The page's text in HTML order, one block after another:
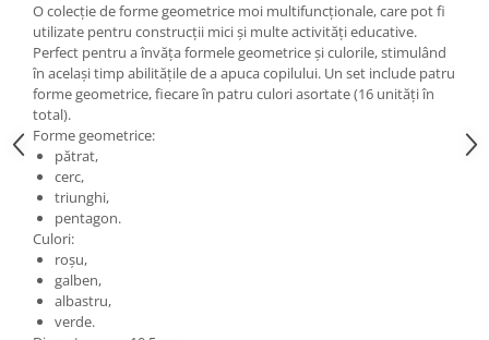
Jucarii de echilibru
Mingi terapeutice
Module din burete
Motricitate fina
Motricitate grosiera
Recunoasterea formelor
Saltele
Trasee de motricitate
Wellness
Diverse jucarii educative
Apa si nisip
Dezvoltarea limbajului
O colecție de forme geometrice moi multifuncționale, care pot fi
utilizate pentru construcții mici și multe activități educative.
Perfect pentru a învăța formele geometrice și culorile, stimulând
în același timp abilitățile de a apuca copilului. Un set include patru
forme geometrice, fiecare în patru culori asortate (16 unități în
total).
Forme geometrice:
pătrat,
cerc,
triunghi,
pentagon.
Culori:
roșu,
galben,
albastru,
verde.